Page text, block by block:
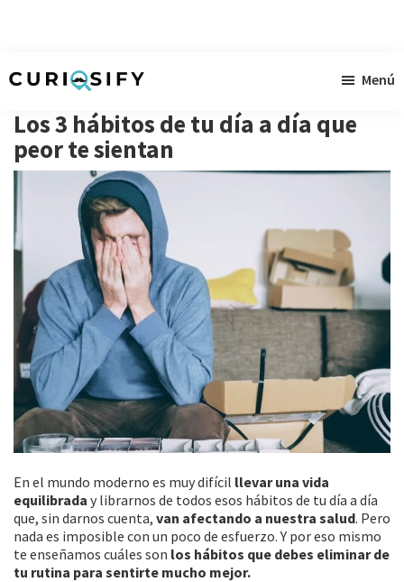
contenido
principal
barra
lateral
primaria
pie
de
página
singulares
a
Menú
Los 3 hábitos de tu día a día que
peor te sientan
En el mundo moderno es muy difícil llevar una vida
equilibrada y librarnos de todos esos hábitos de tu día a día
que, sin darnos cuenta, van afectando a nuestra salud. Pero
nada es imposible con un poco de esfuerzo. Y por eso mismo
te enseñamos cuáles son los hábitos que debes eliminar de
tu rutina para sentirte mucho mejor.